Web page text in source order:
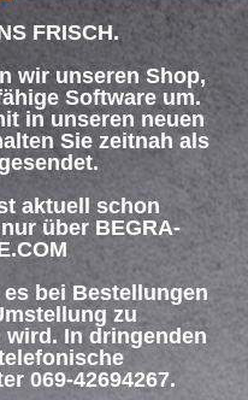
FRISCH.
wir unseren Shop,
Software um.
in unseren neuen
Sie zeitnah als
aktuell schon
über BEGRA-
bei Bestellungen
zu
wird. In dringenden
069-42694267.
Kontakt
Datenschutz